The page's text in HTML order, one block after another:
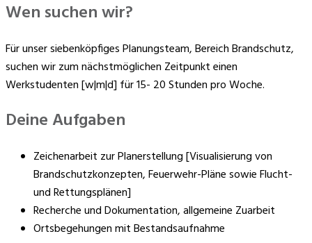
Wen suchen wir?
Für unser siebenköpfiges Planungsteam, Bereich Brandschutz,
suchen wir zum nächstmöglichen Zeitpunkt einen
Werkstudenten [w|m|d] für 15- 20 Stunden pro Woche.
Deine Aufgaben
Zeichenarbeit zur Planerstellung [Visualisierung von
Brandschutzkonzepten, Feuerwehr-Pläne sowie Flucht-
und Rettungsplänen]
Recherche und Dokumentation, allgemeine Zuarbeit
Ortsbegehungen mit Bestandsaufnahme